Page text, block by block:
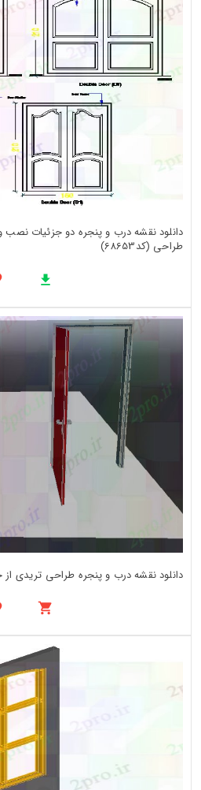
دانلود نقشه درب و پنجره دو جزئیات نصب
طراحی (کد68653)
دانلود نقشه درب و پنجره طراحی تریدی از